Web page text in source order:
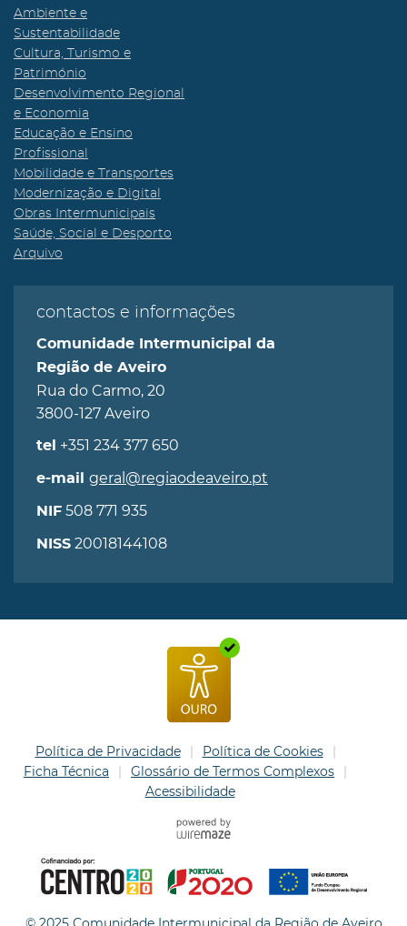
Ambiente e
Sustentabilidade
Cultura, Turismo e
Património
Desenvolvimento Regional
e Economia
Educação e Ensino
Profissional
Mobilidade e Transportes
Modernização e Digital
Obras Intermunicipais
Saúde, Social e Desporto
Arquivo
contactos e informações
Comunidade Intermunicipal da
Região de Aveiro
Rua do Carmo, 20
3800-127 Aveiro
tel +351 234 377 650
e-mail geral@regiaodeaveiro.pt
NIF 508 771 935
NISS 20018144108
Política de Privacidade
Política de Cookies
Ficha Técnica
Glossário de Termos Complexos
Acessibilidade